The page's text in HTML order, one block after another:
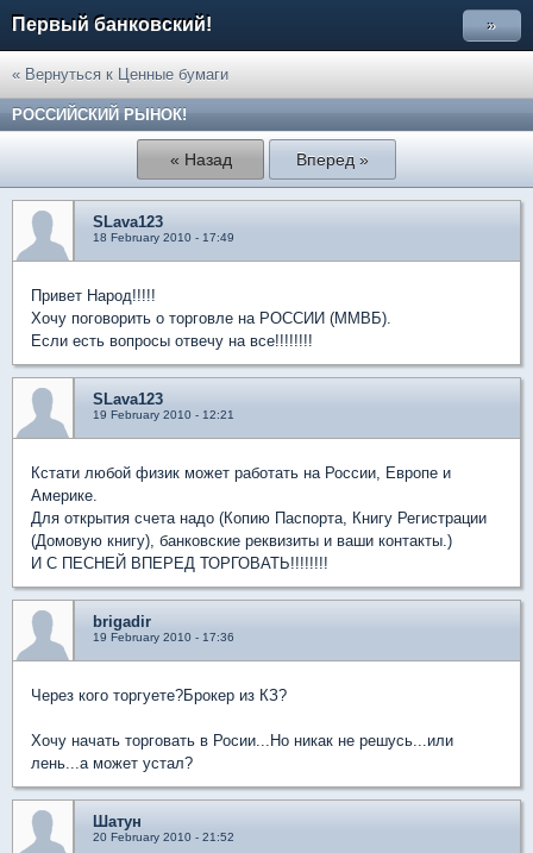
Первый банковский! »
« Вернуться к Ценные бумаги
РОССИЙСКИЙ РЫНОК!
« Назад Вперед »
SLava123
18 February 2010 - 17:49
Привет Народ!!!!!
Хочу поговорить о торговле на РОССИИ (ММВБ).
Если есть вопросы отвечу на все!!!!!!!!
SLava123
19 February 2010 - 12:21
Кстати любой физик может работать на России, Европе и
Америке.
Для открытия счета надо (Копию Паспорта, Книгу Регистрации
(Домовую книгу), банковские реквизиты и ваши контакты.)
И С ПЕСНЕЙ ВПЕРЕД ТОРГОВАТЬ!!!!!!!!
brigadir
19 February 2010 - 17:36
Через кого торгуете?Брокер из КЗ?
Хочу начать торговать в Росии...Но никак не решусь...или
лень...а может устал?
Шатун
20 February 2010 - 21:52